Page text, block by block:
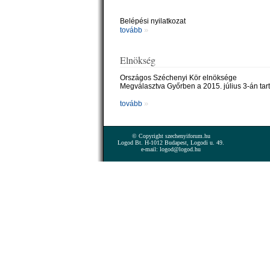
Belépési nyilatkozat
tovább »
Elnökség
Országos Széchenyi Kör elnöksége
Megválasztva Győrben a 2015. július 3-án
tovább »
© Copyright szechenyiforum.hu
Logod Bt. H-1012 Budapest, Logodi u. 49.
e-mail: logod@logod.hu